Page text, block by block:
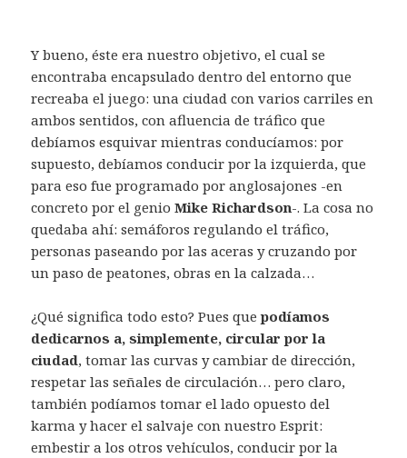
Y bueno, éste era nuestro objetivo, el cual se
encontraba encapsulado dentro del entorno que
recreaba el juego: una ciudad con varios carriles en
ambos sentidos, con afluencia de tráfico que
debíamos esquivar mientras conducíamos: por
supuesto, debíamos conducir por la izquierda, que
para eso fue programado por anglosajones -en
concreto por el genioMike Richardson-. La cosa no
quedaba ahí: semáforos regulando el tráfico,
personas paseando por las aceras y cruzando por
un paso de peatones, obras en la calzada…
¿Qué significa todo esto? Pues quepodíamos
dedicarnos a, simplemente, circular por la
ciudad, tomar las curvas y cambiar de dirección,
respetar las señales de circulación… pero claro,
también podíamos tomar el lado opuesto del
karma y hacer el salvaje con nuestro Esprit:
embestir a los otros vehículos, conducir por la